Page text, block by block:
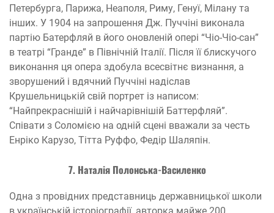
Петербурга, Парижа, Неаполя, Риму, Генуї, Мілану та
інших. У 1904 на запрошення Дж. Пуччіні виконала
партію Батерфляй в його оновленій опері “Чіо-Чіо-сан”
в театрі “Гранде” в Північній Італії. Після її блискучого
виконання ця опера здобула всесвітнє визнання, а
зворушений і вдячний Пуччіні надіслав
Крушельницькій свій портрет із написом:
“Найпрекраснішій і найчарівнішій Баттерфляй”.
Співати з Соломією на одній сцені вважали за честь
Енріко Карузо, Тітта Руффо, Федір Шаляпін.
7. Наталія Полонська-Василенко
Одна з провідних представниць державницької школи
в українській історіографії, авторка майже 200